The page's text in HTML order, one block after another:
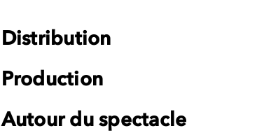
Distribution
Production
Autour du spectacle